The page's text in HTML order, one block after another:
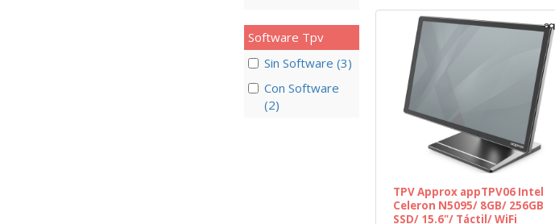
Software Tpv
Sin Software (3)
Con Software
(2)
TPV Approx appTPV06 Intel
Celeron N5095/ 8GB/ 256GB
SSD/ 15.6"/ Táctil/ WiFi